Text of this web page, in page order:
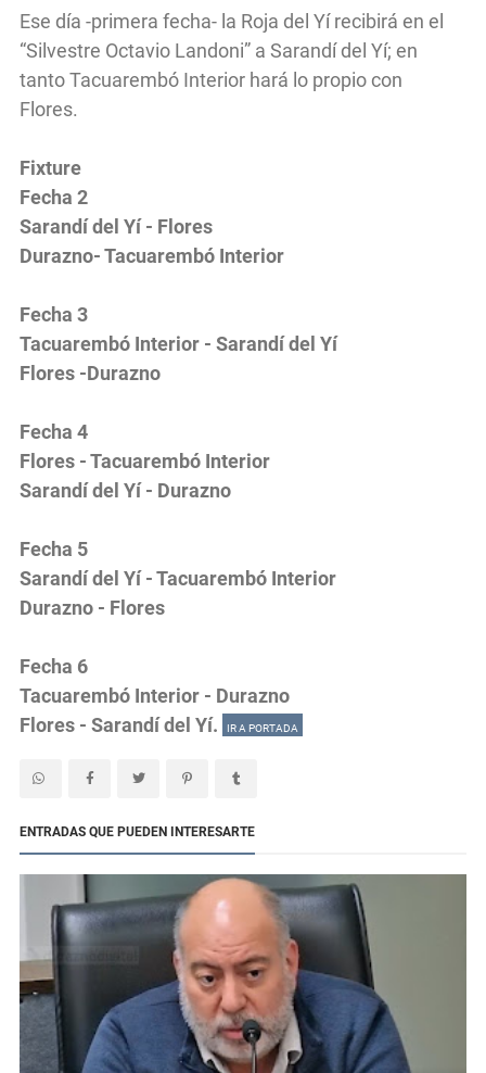
Ese día -primera fecha- la Roja del Yí recibirá en el
“Silvestre Octavio Landoni” a Sarandí del Yí; en
tanto Tacuarembó Interior hará lo propio con
Flores.
Fixture
Fecha 2
Sarandí del Yí - Flores
Durazno- Tacuarembó Interior
Fecha 3
Tacuarembó Interior - Sarandí del Yí
Flores -Durazno
Fecha 4
Flores - Tacuarembó Interior
Sarandí del Yí - Durazno
Fecha 5
Sarandí del Yí - Tacuarembó Interior
Durazno - Flores
Fecha 6
Tacuarembó Interior - Durazno
Flores - Sarandí del Yí.
IR A PORTADA
ENTRADAS QUE PUEDEN INTERESARTE